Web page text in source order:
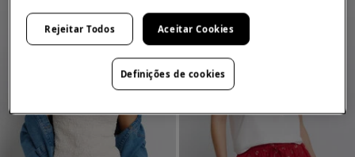
Rejeitar Todos Aceitar Cookies
Definições de cookies